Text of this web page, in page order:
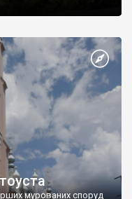
мурованих споруд